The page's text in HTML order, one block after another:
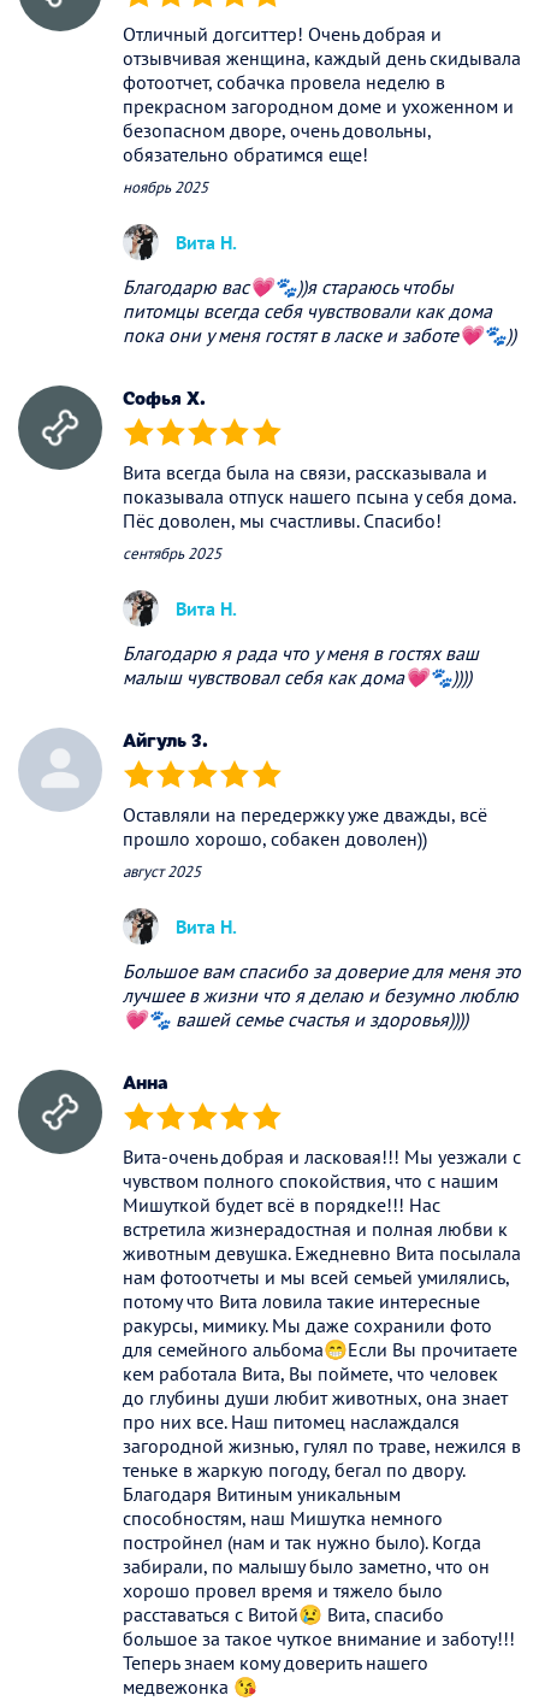
Отличный догситтер! Очень добрая и
отзывчивая женщина, каждый день скидывала
фотоотчет, собачка провела неделю в
прекрасном загородном доме и ухоженном и
безопасном дворе, очень довольны,
обязательно обратимся еще!
ноябрь 2025
Вита Н.
Благодарю вас💗🐾))я стараюсь чтобы
питомцы всегда себя чувствовали как дома
пока они у меня гостят в ласке и заботе💗🐾))
Софья Х.
(*) (*) (*) (*) (*)
Вита всегда была на связи, рассказывала и
показывала отпуск нашего псына у себя дома.
Пёс доволен, мы счастливы. Спасибо!
сентябрь 2025
Вита Н.
Благодарю я рада что у меня в гостях ваш
малыш чувствовал себя как дома💗🐾))))
Айгуль З.
(*) (*) (*) (*) (*)
Оставляли на передержку уже дважды, всё
прошло хорошо, собакен доволен))
август 2025
Вита Н.
Большое вам спасибо за доверие для меня это
лучшее в жизни что я делаю и безумно люблю
💗🐾 вашей семье счастья и здоровья))))
Анна
(*) (*) (*) (*) (*)
Вита-очень добрая и ласковая!!! Мы уезжали с
чувством полного спокойствия, что с нашим
Мишуткой будет всё в порядке!!! Нас
встретила жизнерадостная и полная любви к
животным девушка. Ежедневно Вита посылала
нам фотоотчеты и мы всей семьей умилялись,
потому что Вита ловила такие интересные
ракурсы, мимику. Мы даже сохранили фото
для семейного альбома😁Если Вы прочитаете
кем работала Вита, Вы поймете, что человек
до глубины души любит животных, она знает
про них все. Наш питомец наслаждался
загородной жизнью, гулял по траве, нежился в
теньке в жаркую погоду, бегал по двору.
Благодаря Витиным уникальным
способностям, наш Мишутка немного
постройнел (нам и так нужно было). Когда
забирали, по малышу было заметно, что он
хорошо провел время и тяжело было
расставаться с Витой😢 Вита, спасибо
большое за такое чуткое внимание и заботу!!!
Теперь знаем кому доверить нашего
медвежонка 😘